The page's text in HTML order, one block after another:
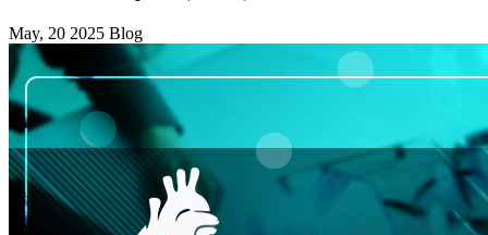
May, 20 2025 Blog